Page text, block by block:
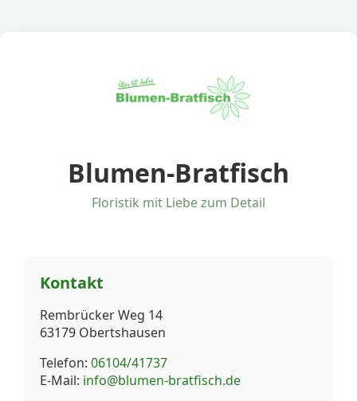
Blumen-Bratfisch
Floristik mit Liebe zum Detail
Kontakt
Rembrücker Weg 14
63179 Obertshausen
Telefon: 06104/41737
E-Mail: info@blumen-bratfisch.de